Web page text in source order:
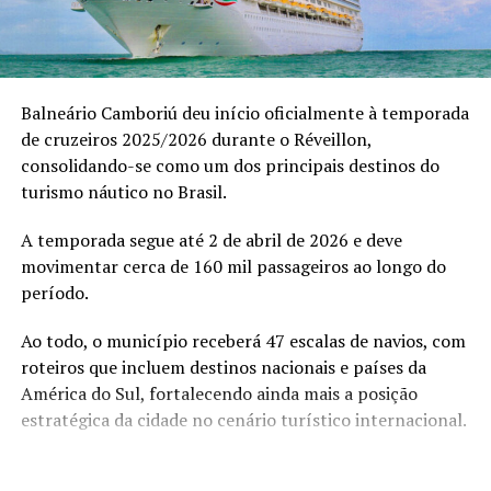
“O V8 não é sobre presença, é sobre transformação. É
sobre acesso, mentalidade e evolução real”, afirma.
Entre os convidados, destacaram-se empresários como
Ricardo Soares, James Kruel, Daniel Chiesa e Darci
Sttrack que vivenciaram um ambiente de trocas
profundas sobre expansão de mentalidade e
posicionamento.
Balneário Camboriú deu início oficialmente à temporada
de cruzeiros 2025/2026 durante o Réveillon,
consolidando-se como um dos principais destinos do
turismo náutico no Brasil.
A temporada segue até 2 de abril de 2026 e deve
movimentar cerca de 160 mil passageiros ao longo do
período.
Ao todo, o município receberá 47 escalas de navios, com
roteiros que incluem destinos nacionais e países da
América do Sul, fortalecendo ainda mais a posição
estratégica da cidade no cenário turístico internacional.